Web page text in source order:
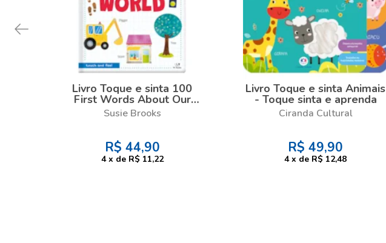
Livro Toque e sinta 100
First Words About Our
World
Susie Brooks
R$ 44,90
4 x de R$ 11,22
Livro Toque e sinta Animais
- Toque sinta e aprenda
Ciranda Cultural
R$ 49,90
4 x de R$ 12,48